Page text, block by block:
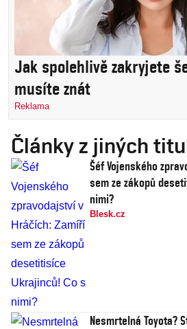
Jak spolehlivě zakryjete
musíte znát
Reklama
Články z jiných
Šéf Vojenského
sem ze zákopů
nimi?
Blesk.cz
Nesmrtelná Toyota?